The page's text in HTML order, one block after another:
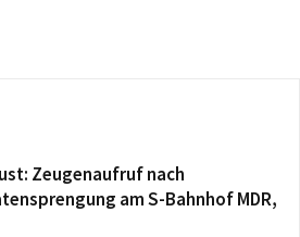
Zeugenaufruf nach
am S-Bahnhof MDR,